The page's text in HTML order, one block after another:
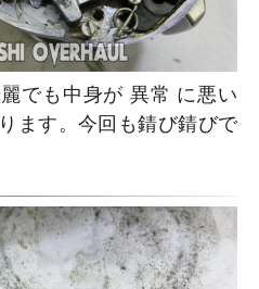
でも中身が 異常 に悪い
ます。今回も錆び錆びで